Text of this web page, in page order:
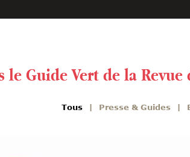
Guide Vert de la Revue
Tous Presse & Guides